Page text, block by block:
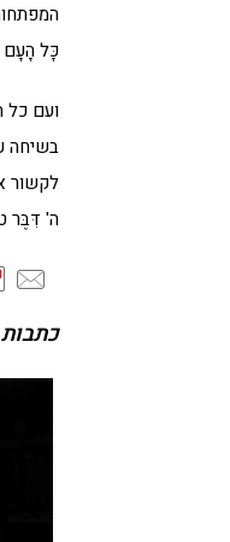
כָּל הָעָם
ועם כל
בשיחה
לקשור
ה' דִּבֶּר